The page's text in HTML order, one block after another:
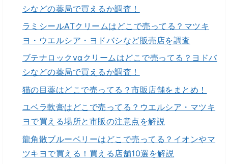
シなどの薬局で買えるか調査！
ラミシールATクリームはどこで売ってる？マツキ
ヨ・ウエルシア・ヨドバシなど販売店を調査
ブテナロックvαクリームはどこで売ってる？ヨドバ
シなどの薬局で買えるか調査！
猫の目薬はどこで売ってる？市販店舗をまとめ！
ユベラ軟膏はどこで売ってる？ウエルシア・マツキ
ヨで買える場所と市販の注意点を解説
龍角散ブルーベリーはどこで売ってる？イオンやマ
ツキヨで買える！買える店舗10選を解説